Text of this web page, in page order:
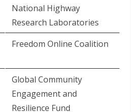
National Highway
Research Laboratories
Freedom Online Coalition
Global Community
Engagement and
Resilience Fund